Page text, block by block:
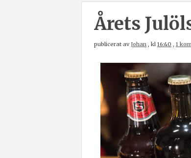
Årets
publicerat avJohan , kl 16:40 , 1